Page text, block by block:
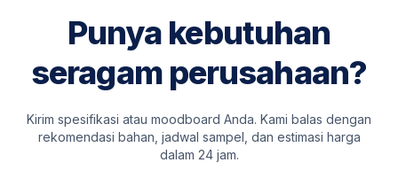
Punya kebutuhan
seragam perusahaan?
Kirim spesifikasi atau moodboard Anda. Kami balas dengan
rekomendasi bahan, jadwal sampel, dan estimasi harga
dalam 24 jam.